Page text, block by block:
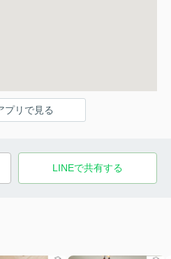
プリで見る
LINEで共有する